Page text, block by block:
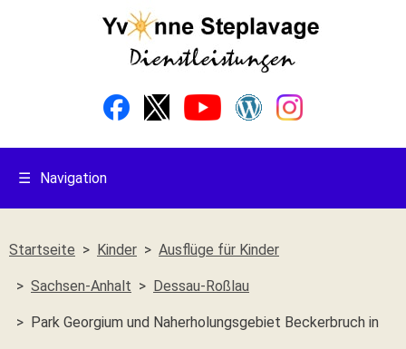
☰ Navigation
Startseite Kinder Ausflüge für Kinder
Sachsen-Anhalt Dessau-Roßlau
Park Georgium und Naherholungsgebiet Beckerbruch in